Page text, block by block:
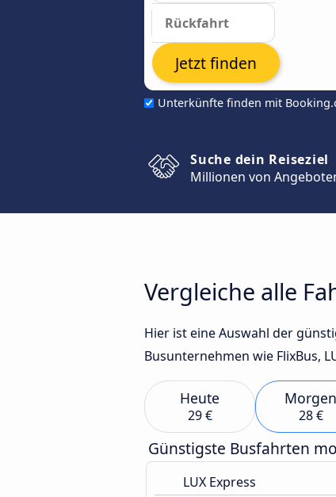
Unterkünfte finden mit
Jetzt finden
Suche dein Reiseziel
Millionen von
Vergleiche alle
Hier ist eine Auswahl der
Busunternehmen wie FlixBus,
Heute
29 €
Morgen
28 €
Günstigste Busfahrten
LUX Express